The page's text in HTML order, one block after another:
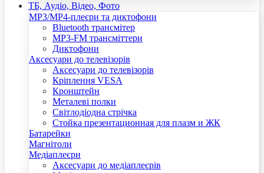
ТБ, Аудіо, Відео, Фото
MP3/MP4-плеєри та диктофони
Bluetooth трансмітер
MP3-FM трансміттери
Диктофони
Аксесуари до телевізорів
Аксесуари до телевізорів
Кріплення VESA
Кронштейн
Металеві полки
Світлодіодна стрічка
Стойка презентационная для плазм и ЖК
Батарейки
Магнітоли
Медіаплеєри
Аксесуари до медіаплеєрів